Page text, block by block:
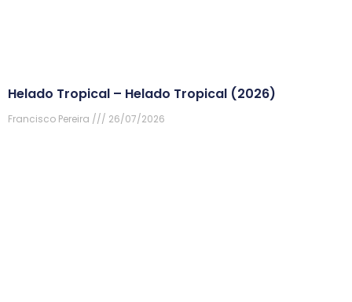
Helado Tropical – Helado Tropical (2026)
Francisco Pereira 26/07/2026